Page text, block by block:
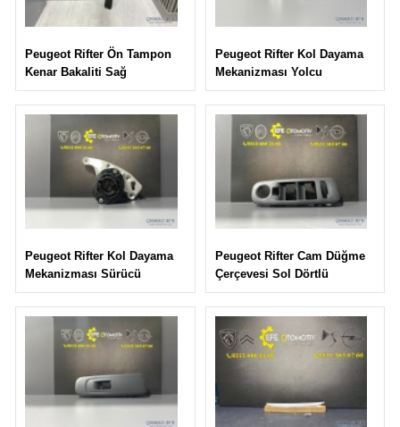
Peugeot Rifter Ön Tampon
Kenar Bakaliti Sağ
Peugeot Rifter Kol Dayama
Mekanizması Yolcu
Peugeot Rifter Kol Dayama
Mekanizması Sürücü
Peugeot Rifter Cam Düğme
Çerçevesi Sol Dörtlü